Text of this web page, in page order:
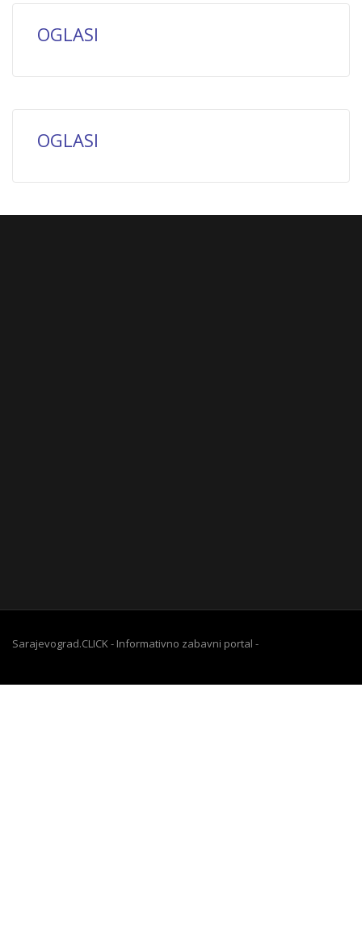
OGLASI
OGLASI
Sarajevograd.CLICK - Informativno zabavni portal -